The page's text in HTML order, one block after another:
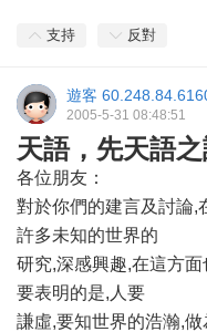
支持 反對
遊客
2005-5-31 08:48:51
天語，先天語
各位朋友：
對於你們的建言及討論,
許多未知的世界的
研究,深感興趣,在這方
要表明的是,人要
謙虛,要知世界的浩瀚,